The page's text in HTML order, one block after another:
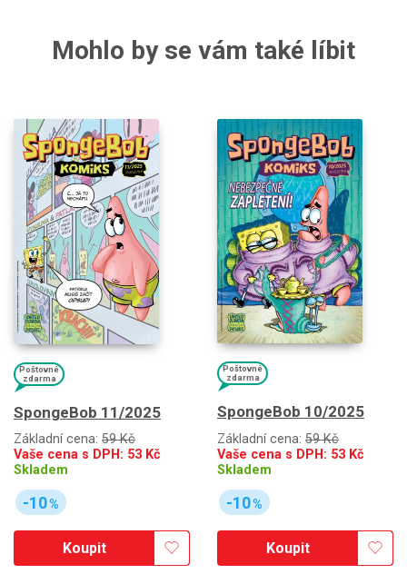
Mohlo by se vám také líbit
Poštovné
zdarma
SpongeBob 11/2025
Základní cena: 59 Kč
Vaše cena s DPH: 53 Kč
Skladem
-10%
Koupit
Poštovné
zdarma
SpongeBob 10/2025
Základní cena: 59 Kč
Vaše cena s DPH: 53 Kč
Skladem
-10%
Koupit